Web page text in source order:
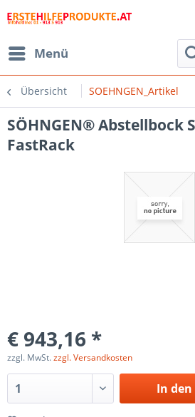
Menü
Übersicht SOEHNGEN_Artikel
SÖHNGEN® Abstellbock
FastRack
€ 943,16 *
zzgl. MwSt.zzgl. Versandkosten
In den